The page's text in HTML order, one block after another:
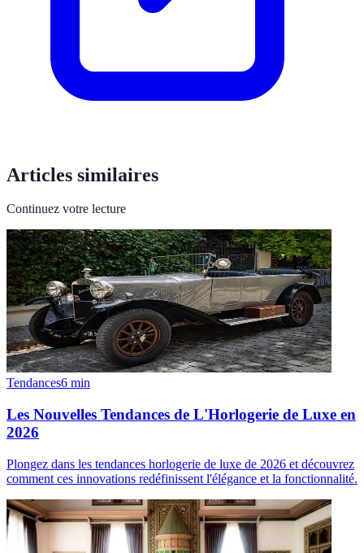
Articles similaires
Continuez votre lecture
Tendances6 min
Les Nouvelles Tendances de L'Horlogerie de Luxe en
2026
Plongez dans les tendances horlogerie de luxe de 2026 et découvrez
comment ces innovations redéfinissent l'élégance et la fonctionnalité.